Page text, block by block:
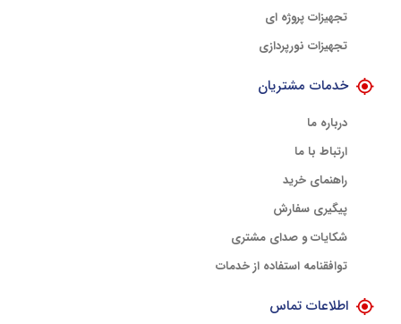
تجهیزات پروژه ای
تجهیزات نورپردازی
خدمات مشتریان
درباره ما
ارتباط با ما
راهنمای خرید
پیگیری سفارش
شکایات و صدای مشتری
توافقنامه استفاده از خدمات
اطلاعات تماس